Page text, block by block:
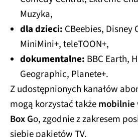
Muzyka,
dla dzieci: CBeebies, Disney
MiniMini+, teleTOON+,
dokumentalne: BBC Earth,
Geographic, Planete+.
Z udostępnionych kanałów
mogą korzystać takżemobilnie
Box Go, zgodnie z zakresem